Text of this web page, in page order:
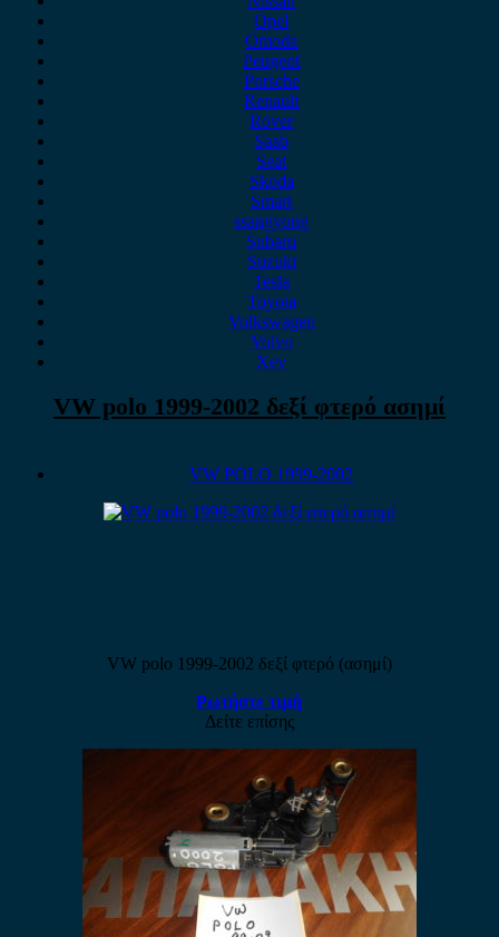
Opel
Omoda
Peugeot
Porsche
Renault
Rover
Saab
Seat
Skoda
Smart
ssangyong
Subaru
Suzuki
Tesla
Toyota
Volkswagen
Volvo
Xev
VW polo 1999-2002 δεξί φτερό ασημί
VW POLO 1999-2002
VW polo 1999-2002 δεξί φτερό (ασημί)
Ρωτήστε τιμή
Δείτε επίσης